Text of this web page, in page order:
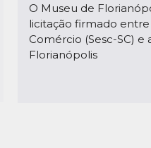
O Museu de
licitação firmado entre
Comércio (Sesc-SC)
Florianópolis